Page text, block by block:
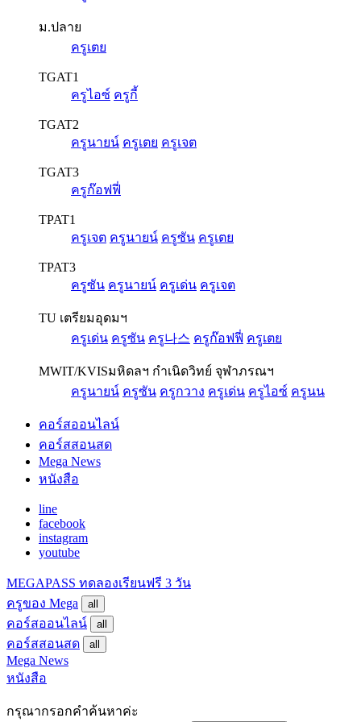
ม.ปลาย
ครูเตย
TGAT1
ครูไอซ์ ครูกี้
TGAT2
ครูนายน์ ครูเตย ครูเจต
TGAT3
ครูก๊อฟฟี่
TPAT1
ครูเจต ครูนายน์ ครูซัน ครูเตย
TPAT3
ครูซัน ครูนายน์ ครูเด่น ครูเจต
TU เตรียมอุดมฯ
ครูเด่น ครูซัน ครู나스 ครูก๊อฟฟี่ ครูเตย
MWIT/KVISมหิดลฯ กำเนิดวิทย์ จุฬาภรณฯ
ครูนายน์ ครูซัน ครูกวาง ครูเด่น ครูไอซ์ ครูนน
คอร์สออนไลน์
คอร์สสอนสด
Mega News
หนังสือ
line
facebook
instagram
youtube
MEGAPASS ทดลองเรียนฟรี 3 วัน
ครูของ Mega
all
คอร์สออนไลน์ all
คอร์สสอนสด all
Mega News
หนังสือ
กรุณากรอกคำค้นหาค่ะ